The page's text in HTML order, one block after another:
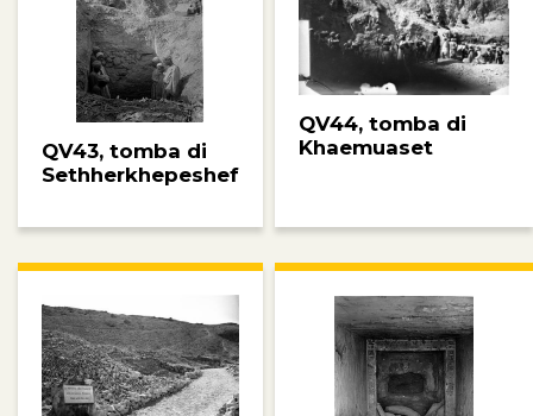
QV43, tomba di
Sethherkhepeshef
QV44, tomba di
Khaemuaset